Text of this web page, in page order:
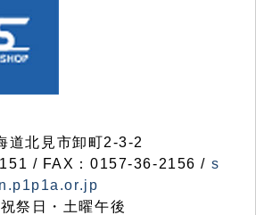
北見市卸町2-3-2
/ FAX：0157-36-2156 / s
祭日・土曜午後